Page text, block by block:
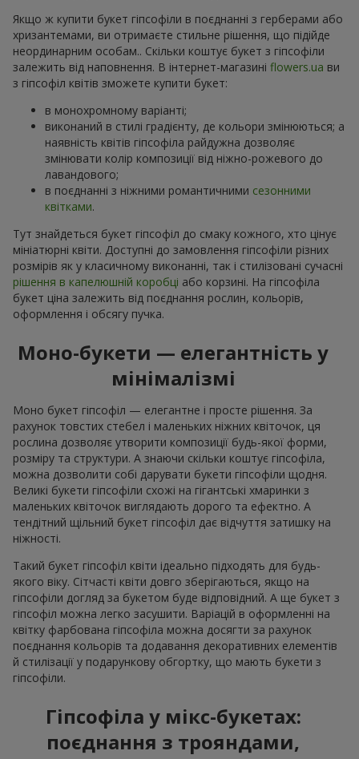
Якщо ж купити букет гіпсофіли в поєднанні з герберами або
хризантемами, ви отримаєте стильне рішення, що підійде
неординарним особам.. Скільки коштує букет з гіпсофіли
залежить від наповнення. В інтернет-магазині flowers.ua ви
з гіпсофіл квітів зможете купити букет:
в монохромному варіанті;
виконаний в стилі градієнту, де кольори змінюються; а
наявність квітів гіпсофіла райдужна дозволяє
змінювати колір композиції від ніжно-рожевого до
лавандового;
в поєднанні з ніжними романтичними сезонними
квітками.
Тут знайдеться букет гіпсофіл до смаку кожного, хто цінує
мініатюрні квіти. Доступні до замовлення гіпсофіли різних
розмірів як у класичному виконанні, так і стилізовані сучасні
рішення в капелюшній коробці або корзині. На гіпсофіла
букет ціна залежить від поєднання рослин, кольорів,
оформлення і обсягу пучка.
Моно-букети — елегантність у
мінімалізмі
Моно букет гіпсофіл — елегантне і просте рішення. За
рахунок товстих стебел і маленьких ніжних квіточок, ця
рослина дозволяє утворити композиції будь-якої форми,
розміру та структури. А знаючи скільки коштує гіпсофіла,
можна дозволити собі дарувати букети гіпсофіли щодня.
Великі букети гіпсофіли схожі на гігантські хмаринки з
маленьких квіточок виглядають дорого та ефектно. А
тендітний щільний букет гіпсофіл дає відчуття затишку на
ніжності.
Такий букет гіпсофіл квіти ідеально підходять для будь-
якого віку. Сітчасті квіти довго зберігаються, якщо на
гіпсофіли догляд за букетом буде відповідний. А ще букет з
гіпсофіл можна легко засушити. Варіацій в оформленні на
квітку фарбована гіпсофіла можна досягти за рахунок
поєднання кольорів та додавання декоративних елементів
й стилізації у подарункову обгортку, що мають букети з
гіпсофіли.
Гіпсофіла у мікс-букетах:
поєднання з трояндами,